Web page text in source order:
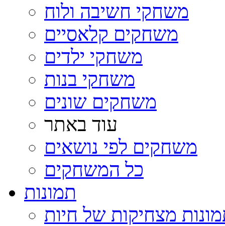
משחקי חשיבה ולוח
משחקים קלאסיים
משחקי ילדים
משחקי בנות
משחקים שונים
עוד באתר
משחקים לפי נושאים
כל המשחקים
תמונות
מצחיקות של חיות